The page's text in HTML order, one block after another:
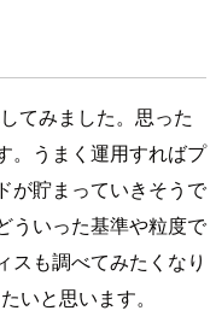
てみました。思った
。うまく運用すればプ
が貯まっていきそうで
ういった基準や粒度で
スも調べてみたくなり
いと思います。